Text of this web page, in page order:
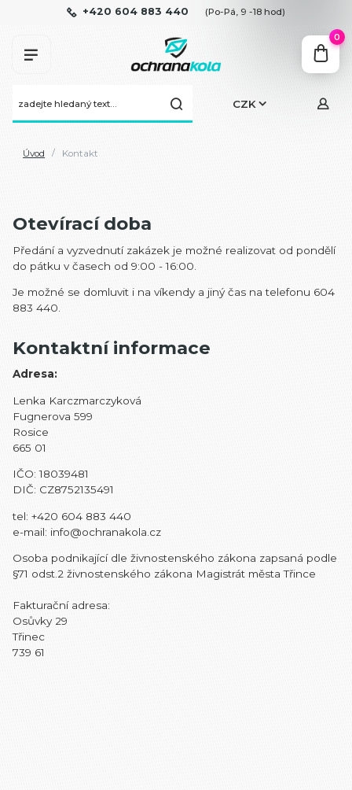
CZK
+420 604 883 440 (Po-Pá, 9 -18 hod)
0
Úvod Kontakt
Otevírací doba
Předání a vyzvednutí zakázek je možné realizovat od pondělí
do pátku v časech od 9:00 - 16:00.
Je možné se domluvit i na víkendy a jiný čas na telefonu 604
883 440.
Kontaktní informace
Adresa:
Lenka Karczmarczyková
Fugnerova 599
Rosice
665 01
IČO: 18039481
DIČ: CZ8752135491
tel: +420 604 883 440
e-mail: info@ochranakola.cz
Osoba podnikající dle živnostenského zákona zapsaná podle
§71 odst.2 živnostenského zákona Magistrát města Třince
Fakturační adresa:
Osůvky 29
Třinec
739 61